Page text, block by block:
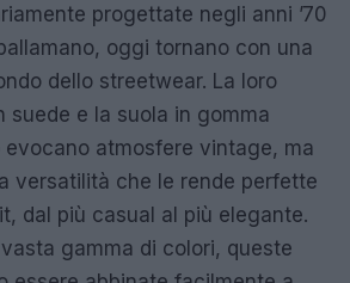
progettate negli anni ’70
oggi tornano con una
dello streetwear. La loro
suede e la suola in gomma
evocano atmosfere vintage, ma
versatilità che le rende perfette
dal più casual al più elegante.
gamma di colori, queste